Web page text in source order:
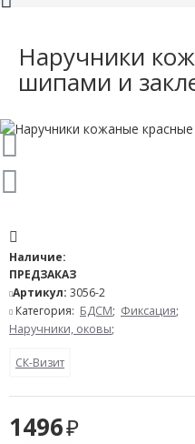
Наручники
шипами и
1496
Наличие:
ПРЕДЗАКАЗ
Артикул: 3056-2
Категория: БДСМ; Фиксация;
Наручники, оковы;
СК-Визит